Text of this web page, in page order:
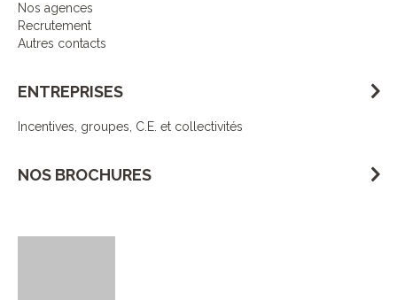
Nos agences
Recrutement
Autres contacts
ENTREPRISES
Incentives, groupes, C.E. et collectivités
NOS BROCHURES